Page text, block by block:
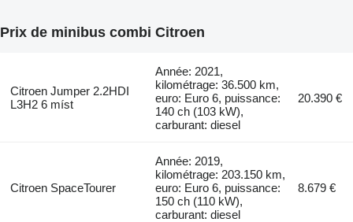
Prix de minibus combi Citroen
Citroen Jumper 2.2HDI
L3H2 6 míst
Année: 2021,
kilométrage: 36.500 km,
euro: Euro 6, puissance:
140 ch (103 kW),
carburant: diesel
20.390 €
Citroen SpaceTourer
Année: 2019,
kilométrage: 203.150 km,
euro: Euro 6, puissance:
150 ch (110 kW),
carburant: diesel
8.679 €